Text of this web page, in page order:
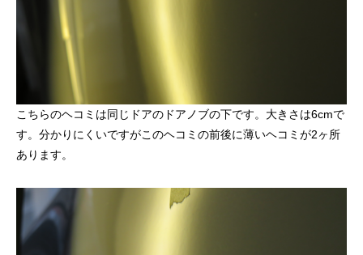
こちらのヘコミは同じドアのドアノブの下です。大きさは6cmで
す。分かりにくいですがこのヘコミの前後に薄いヘコミが2ヶ所
あります。